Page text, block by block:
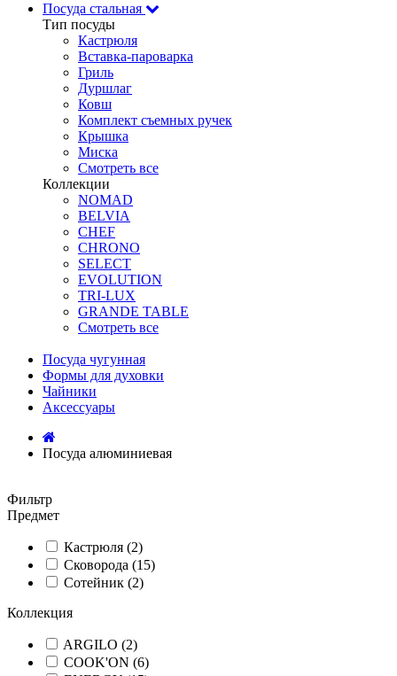
Посуда стальная
Тип посуды
Кастрюля
Вставка-пароварка
Гриль
Дуршлаг
Ковш
Комплект съемных ручек
Крышка
Миска
Смотреть все
Коллекции
NOMAD
BELVIA
CHEF
CHRONO
SELECT
EVOLUTION
TRI-LUX
GRANDE TABLE
Смотреть все
Посуда чугунная
Формы для духовки
Чайники
Аксессуары
Посуда алюминиевая
Фильтр
Предмет
Кастрюля (2)
Сковорода (15)
Сотейник (2)
Коллекция
ARGILO (2)
COOK'ON (6)